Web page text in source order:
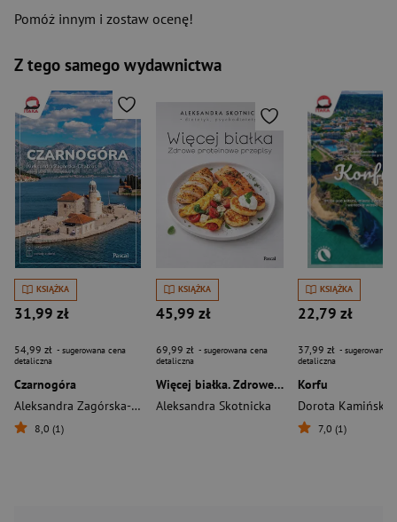
Pomóż innym i zostaw ocenę!
Z tego samego wydawnictwa
KSIĄŻKA
31,99 zł
54,99 zł - sugerowana cena
detaliczna
Czarnogóra
Aleksandra Zagórska-Chabros
8,0 (1)
KSIĄŻKA
45,99 zł
69,99 zł - sugerowana cena
detaliczna
Więcej białka. Zdrowe proteinowe przepisy
Aleksandra Skotnicka
KSIĄŻKA
22,79 zł
37,99 zł - sugerowana
detaliczna
Korfu
Dorota Kamińska
7,0 (1)